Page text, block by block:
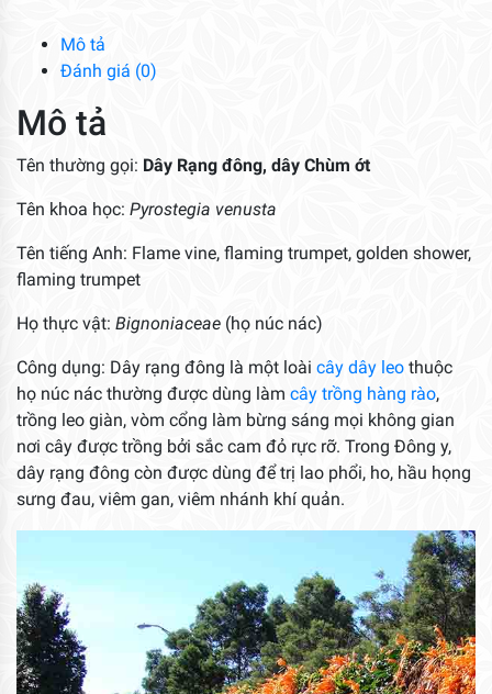
Mô tả
Đánh giá (0)
Mô tả
Tên thường gọi: Dây Rạng đông, dây Chùm ớt
Tên khoa học: Pyrostegia venusta
Tên tiếng Anh: Flame vine, flaming trumpet, golden shower,
flaming trumpet
Họ thực vật: Bignoniaceae (họ núc nác)
Công dụng: Dây rạng đông là một loài cây dây leo thuộc
họ núc nác thường được dùng làm cây trồng hàng rào,
trồng leo giàn, vòm cổng làm bừng sáng mọi không gian
nơi cây được trồng bởi sắc cam đỏ rực rỡ. Trong Đông y,
dây rạng đông còn được dùng để trị lao phổi, ho, hầu họng
sưng đau, viêm gan, viêm nhánh khí quản.